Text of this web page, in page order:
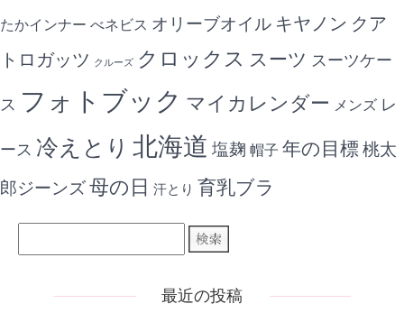
たかインナー べネビス オリーブオイル キヤノン クア
トロガッツ クルーズ クロックス スーツ スーツケー
ス フォトブック マイカレンダー メンズ レ
ース 冷えとり 北海道 塩麹 帽子 年の目標 桃太
郎ジーンズ母の日 汗とり 育乳ブラ
最近の投稿